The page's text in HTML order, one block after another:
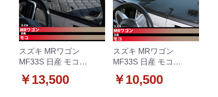
スズキ MRワゴン
MF33S 日産 モコ
MG33S ダッシュボード
マット クロス/ダイヤ/ブ
￥13,500
スズキ MRワゴン
MF33S 日産 モコ
MG33S ダッシュボード
マット スタンダード 受
￥10,500